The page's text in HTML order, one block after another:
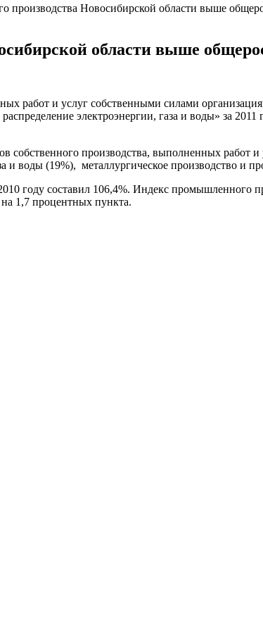
производства Новосибирской области выше
области выше
работ и услуг собственными силами
электроэнергии, газа и воды» за
собственного производства, выполненных работ
и воды (19%), металлургическое производство и
году составил 106,4%. Индекс промышленного
1,7 процентных пункта.